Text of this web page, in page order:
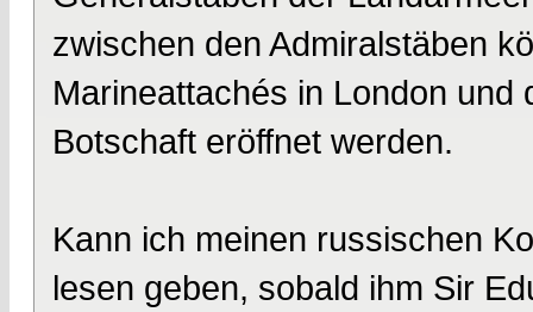
zwischen den Admiralstäben
Marineattachés in London
Botschaft eröffnet werden.
Kann ich meinen russischen
lesen geben, sobald ihm Sir